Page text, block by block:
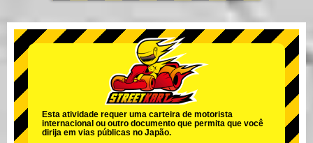
Trocar Loja
Tokyo Akihabara#1
Tokyo Akihabara#2
Tokyo Shibuya Annex Tokyo Bay
Tokyo Asakusa
Esta atividade requer uma carteira de motorista
internacional ou outro documento que permita que você
dirija em vias públicas no Japão.